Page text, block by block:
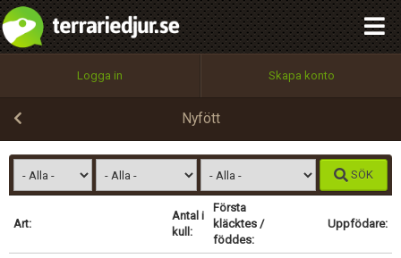
Logga in Skapa konto
Nyfött
SÖK
Art:
Antal i
kull:
Första
kläcktes /
föddes:
Uppfödare:
Utför
100%
OK
integritetspolicy
Namn:
Epost:
Användarnamn:
Begär nytt lösenord
Tillbaka till förstasidan